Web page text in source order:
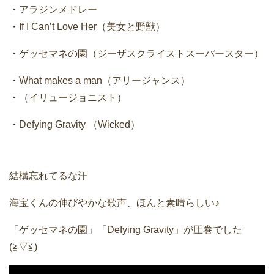
・アラジンメドレー
・If I Can’t Love Her（美女と野獣）
・ゲッセマネの園（ジーザスクライストスーパースター）
・What makes a man（アリージャンス）
・（イリュージョニスト）
・Defying Gravity （Wicked）
結構忘れてるな汗
海宝くんの伸びやかな歌声、ほんと素晴らしい♪
「ゲッセマネの園」「Defying Gravity」が圧巻でした
(≧▽≦)